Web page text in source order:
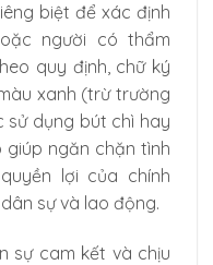
biệt để xác định
người có thẩm
quy định, chữ ký
xanh (trừ trường
dụng bút chì hay
ngăn chặn tình
lợi của chính
sự và lao động.
sự cam kết và chịu